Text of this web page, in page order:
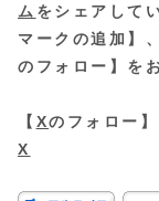
ム をシェアして
マークの追加】
のフォロー】を
【 Xのフォロー】
X